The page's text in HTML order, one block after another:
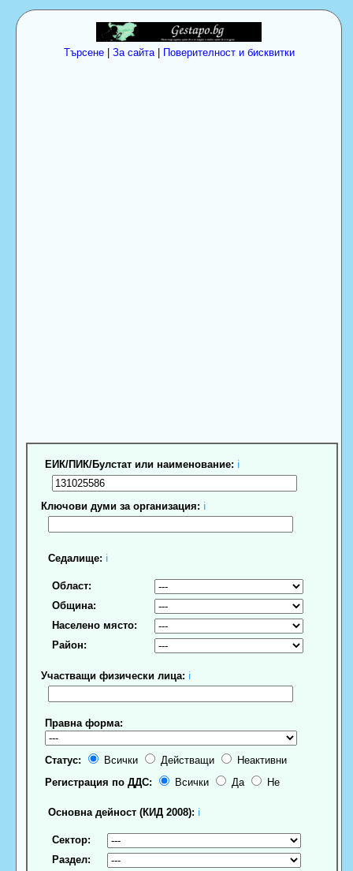
Търсене| За сайта| Поверителност и бисквитки
ЕИК/ПИК/Булстат или наименование: ℹ
Ключови думи за организация: ℹ
Седалище: ℹ
Област:
Община:
Населено място:
Район:
Участващи физически лица: ℹ
Правна форма:
Статус: Всички Действащи
Неактивни
Регистрация по ДДС:
Всички Да Не
Основна дейност (КИД 2008): ℹ
Сектор:
Раздел: